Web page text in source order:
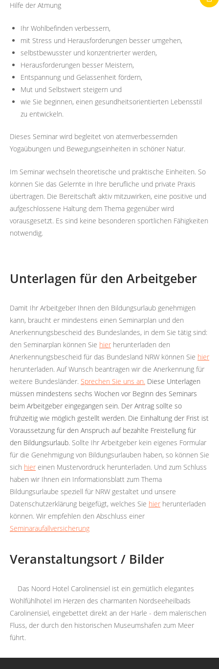
Hilfe der Atmung
Ihr Wohlbefinden verbessern,
mit Stress und Herausforderungen besser umgehen,
selbstbewusster und konzentrierter werden,
Herausforderungen besser Meistern,
Entspannung und Gelassenheit fördern,
Mut und Selbstwert steigern und
wie Sie beginnen, einen gesundheitsorientierten Lebensstil
zu entwickeln.
Dieses Seminar wird begleitet von atemverbessernden
Yogaübungen und Bewegungseinheiten in schöner Natur.
Im Seminar wechseln theoretische und praktische Einheiten. So
können Sie das Gelernte in Ihre berufliche und private Praxis
übertragen. Die Bereitschaft aktiv mitzuwirken, eine positive und
aufgeschlossene Haltung dem Thema gegenüber wird
vorausgesetzt. Es sind keine besonderen sportlichen Fähigkeiten
notwendig.
Unterlagen für den Arbeitgeber
Damit Ihr Arbeitgeber Ihnen den Bildungsurlaub genehmigen
kann, braucht er mindestens einen Seminarplan und den
Anerkennungsbescheid des Bundeslandes, in dem Sie tätig sind:
den Seminarplan können Sie hier herunterladen den
Anerkennungsbescheid für das Bundesland NRW können Sie hier
herunterladen. Auf Wunsch beantragen wir die Anerkennung für
weitere Bundesländer. Sprechen Sie uns an. Diese Unterlagen
müssen mindestens sechs Wochen vor Beginn des Seminars
beim Arbeitgeber eingegangen sein. Der Antrag sollte so
frühzeitig wie möglich gestellt werden. Die Einhaltung der Frist ist
Voraussetzung für den Anspruch auf bezahlte Freistellung für
den Bildungsurlaub. Sollte Ihr Arbeitgeber kein eigenes Formular
für die Genehmigung von Bildungsurlauben haben, so können Sie
sich hier einen Mustervordruck herunterladen. Und zum Schluss
haben wir Ihnen ein Informationsblatt zum Thema
Bildungsurlaube speziell für NRW gestaltet und unsere
Datenschutzerklärung beigefügt, welches Sie hier herunterladen
können. Wir empfehlen den Abschluss einer
Seminaraufallversicherung
Veranstaltungsort / Bilder
Das Noord Hotel Carolinensiel ist ein gemütlich elegantes
Wohlfühlhotel im Herzen des charmanten Nordseeheilbads
Carolinensiel, eingebettet direkt an der Harle - dem malerischen
Fluss, der durch den historischen Museumshafen zum Meer
führt.